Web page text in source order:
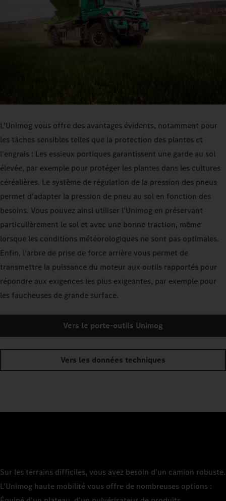
L'Unimog vous offre des avantages évidents, notamment pour
les tâches sensibles telles que la protection des plantes et
l'engrais : Les essieux portiques garantissent une garde au sol
élevée, par exemple pour protéger les plantes dans les cultures
céréalières. Le système de régulation de la pression des pneus
permet d'adapter la pression de pneu au sol en fonction des
besoins. Vous pouvez ainsi utiliser l'Unimog en préservant
particulièrement le sol et avec une bonne traction, même
lorsque les conditions météorologiques ne sont pas optimales.
Enfin, l'arbre de prise de force arrière vous permet de
transmettre la puissance du moteur aux outils rapportés pour
répondre aux exigences les plus exigeantes, par exemple pour
les faucheuses de grande surface.
Vers le porte-outils Unimog
Vers les données techniques
Sur les terrains difficiles, vous avez besoin d'un camion robuste.
L'Unimog haute mobilité vous offre de nombreuses options :